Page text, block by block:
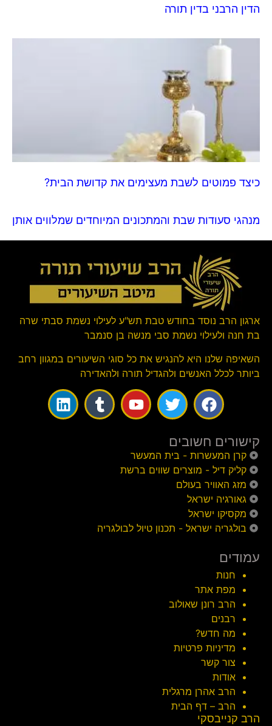
הדין הרבני בדין תורה
כיצד פמוטים לשבת מעצימים את קדושת הבית?
מנהגי סעודות שבת והמתכונים המיוחדים שמלווים אותן
ארגון הרב נוסד בחודש טבת תש"ע לעילוי נשמת סבתי שרה
בת חנה ולעילוי נשמת סבי מנשה בן סנמבר
השאיפה שלנו היא להנגיש את כל סוגי השיעורים במגוון רחב
ביותר לכלל האנשים ולהגדיל תורה ולהאדירה
קישורים חשובים
קרן המעשרות - בית המעשר
קליק דיל - מוצרים שווים ברשת
מזג האוויר בעולם
גאורגיה ישראל
מקסיקו ישראל
בולגריה ישראל - תכנון טיול לבולגריה
עמודים
חנות
מפת אתר
הרב רונן שאולוב
רבנים
מה חדש?
מדיניות פרטיות
צור קשר
אודות
הרב אהרן מרגלית
הרב – דף הבית
הרב קנייבסקי